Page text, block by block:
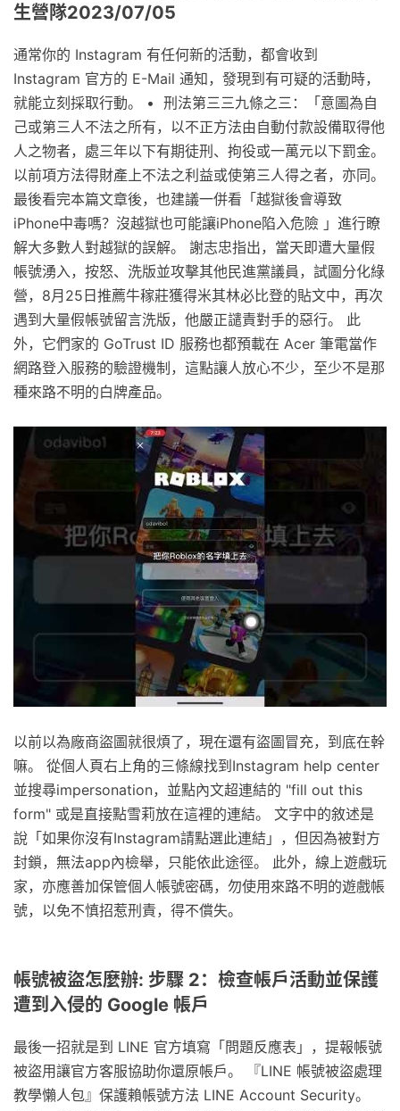
生營隊2023/07/05
通常你的 Instagram 有任何新的活動，都會收到
Instagram 官方的 E-Mail 通知，發現到有可疑的活動時，
就能立刻採取行動。 • 刑法第三三九條之三：「意圖為自
己或第三人不法之所有，以不正方法由自動付款設備取得他
人之物者，處三年以下有期徒刑、拘役或一萬元以下罰金。
以前項方法得財產上不法之利益或使第三人得之者，亦同。
最後看完本篇文章後，也建議一併看「越獄後會導致
iPhone中毒嗎？沒越獄也可能讓iPhone陷入危險 」進行瞭
解大多數人對越獄的誤解。 謝志忠指出，當天即遭大量假
帳號湧入，按怒、洗版並攻擊其他民進黨議員，試圖分化綠
營，8月25日推薦牛稼莊獲得米其林必比登的貼文中，再次
遇到大量假帳號留言洗版，他嚴正譴責對手的惡行。 此
外，它們家的 GoTrust ID 服務也都預載在 Acer 筆電當作
網路登入服務的驗證機制，這點讓人放心不少，至少不是那
種來路不明的白牌產品。
以前以為廠商盜圖就很煩了，現在還有盜圖冒充，到底在幹
嘛。 從個人頁右上角的三條線找到Instagram help center
並搜尋impersonation，並點內文超連結的 "fill out this
form" 或是直接點雪莉放在這裡的連結。 文字中的敘述是
說「如果你沒有Instagram請點選此連結」，但因為被對方
封鎖，無法app內檢舉，只能依此途徑。 此外，線上遊戲玩
家，亦應善加保管個人帳號密碼，勿使用來路不明的遊戲帳
號，以免不慎招惹刑責，得不償失。
帳號被盜怎麼辦: 步驟 2：檢查帳戶活動並保護
遭到入侵的 Google 帳戶
最後一招就是到 LINE 官方填寫「問題反應表」，提報帳號
被盜用讓官方客服協助你還原帳戶。 『LINE 帳號被盜處理
教學懶人包』保護賴帳號方法 LINE Account Security。